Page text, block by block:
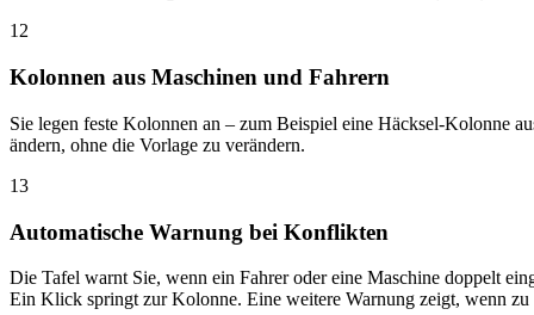
12
Kolonnen aus Maschinen und Fahrern
Sie legen feste Kolonnen an – zum Beispiel eine Häcksel-Kolonne
ändern, ohne die Vorlage zu verändern.
13
Automatische Warnung bei Konflikten
Die Tafel warnt Sie, wenn ein Fahrer oder eine Maschine doppelt
Ein Klick springt zur Kolonne. Eine weitere Warnung zeigt, wenn zu